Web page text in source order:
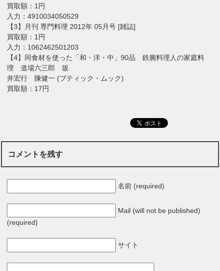
買取額：1円
入力：4910034050529
【3】月刊 専門料理 2012年 05月号 [雑誌]
買取額：1円
入力：1062462501203
【4】同食材を使った「和・洋・中」90品 鉄腕料理人の家庭料
理 道場六三郎 坂
井宏行 陳健一 (ブティック・ムック)
買取額：17円
コメントを残す
名前 (required)
Mail (will not be published)
(required)
サイト